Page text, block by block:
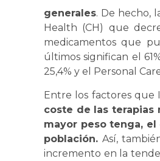
generales. De hecho,
Health (CH) que
medicamentos que
últimos significan el
25,4% y el Personal
Entre los factores que
coste de las terapias
mayor peso tenga,
población. Así,
incremento en la